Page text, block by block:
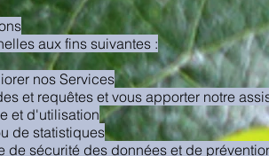
aux fins suivantes :
nos Services
et requêtes et vous apporter notre
et d'utilisation
de statistiques
de sécurité des données et de